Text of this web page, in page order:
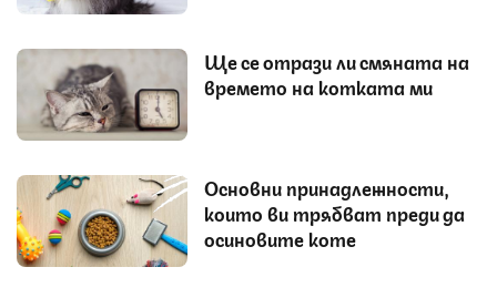
Ще се отрази ли смяната на
времето на котката ми
Основни принадлежности,
които ви трябват преди да
осиновите коте